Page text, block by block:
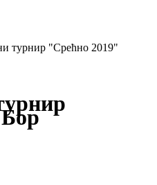
турнир "Срећно 2019"
Бор